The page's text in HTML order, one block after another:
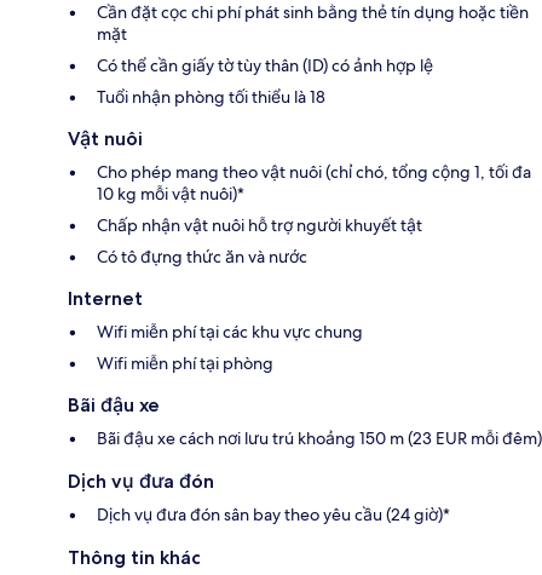
Cần đặt cọc chi phí phát sinh bằng thẻ tín dụng hoặc tiền
mặt
Có thể cần giấy tờ tùy thân (ID) có ảnh hợp lệ
Tuổi nhận phòng tối thiểu là 18
Vật nuôi
Cho phép mang theo vật nuôi (chỉ chó, tổng cộng 1, tối đa
10 kg mỗi vật nuôi)*
Chấp nhận vật nuôi hỗ trợ người khuyết tật
Có tô đựng thức ăn và nước
Internet
Wifi miễn phí tại các khu vực chung
Wifi miễn phí tại phòng
Bãi đậu xe
Bãi đậu xe cách nơi lưu trú khoảng 150 m (23 EUR mỗi đêm)
Dịch vụ đưa đón
Dịch vụ đưa đón sân bay theo yêu cầu (24 giờ)*
Thông tin khác